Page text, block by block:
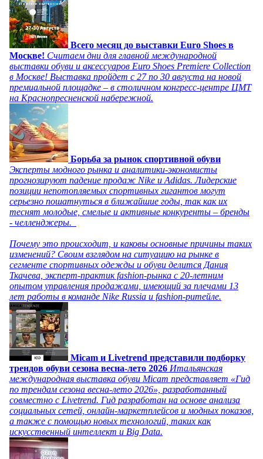
Всего месяц до выставки Euro Shoes в
Москве! Считаем дни для главной международной
выставки обуви и аксессуаров Euro Shoes Premiere Collection
в Москве! Выставка пройдет с 27 по 30 августа на новой
премиальной площадке – в столичном конгресс-центре ЦМТ
на Краснопресненской набережной.
Борьба за рынок спортивной обуви
Эксперты модного рынка и аналитики-экономисты
прогнозируют падение продаж Nike и Adidas. Лидерские
позиции непотопляемых спортивных гигантов могут
серьезно пошатнуться в ближайшие годы, так как их
теснят молодые, смелые и активные конкуренты – бренды
- челленджеры.
Почему это происходит, и каковы основные причины таких
изменений? Своим взглядом на ситуацию на рынке в
сегменте спортивных одежды и обуви делится Дания
Ткачева, эксперт-практик fashion-рынка с 20-летним
опытом управления продажами, имеющий за плечами 13
лет работы в команде Nike Russia и fashion-ритейле.
Micam и Livetrend представили подборку
трендов обуви сезона весна-лето 2026 Итальянская
международная выставка обуви Micam представляет «Гид
по трендам сезона весна-лето 2026», разработанный
совместно с Livetrend. Гид разработан на основе анализа
социальных сетей, онлайн-маркетплейсов и модных показов,
а также с помощью новых технологий, таких как
искусственный интеллект и Big Data.